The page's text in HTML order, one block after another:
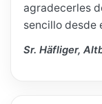
agradecerles
sencillo desde
Sr. Häfliger,